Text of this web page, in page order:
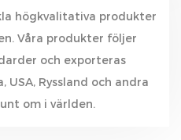
högkvalitativa produkter
Våra produkter följer
och exporteras
USA, Ryssland och andra
om i världen.